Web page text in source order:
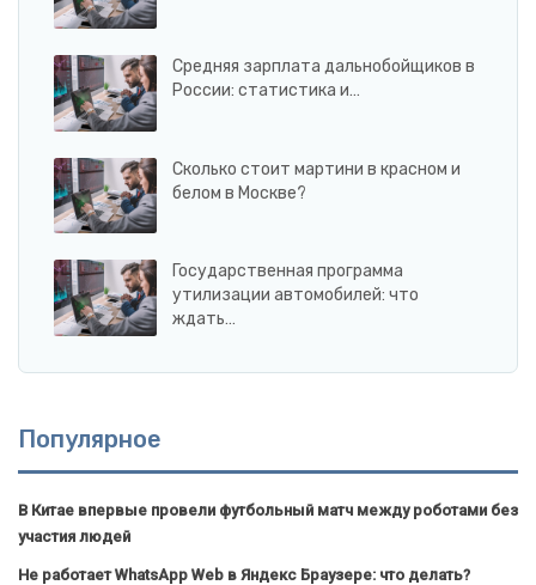
Средняя зарплата дальнобойщиков в
России: статистика и…
Сколько стоит мартини в красном и
белом в Москве?
Государственная программа
утилизации автомобилей: что
ждать…
Популярное
В Китае впервые провели футбольный матч между роботами без
участия людей
Не работает WhatsApp Web в Яндекс Браузере: что делать?